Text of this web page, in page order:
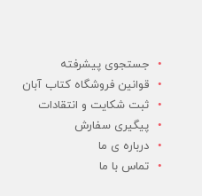
جستجوی پیشرفته
قوانین فروشگاه کتاب آبان
ثبت شکایت و انتقادات
پیگیری سفارش
درباره ی ما
تماس با ما